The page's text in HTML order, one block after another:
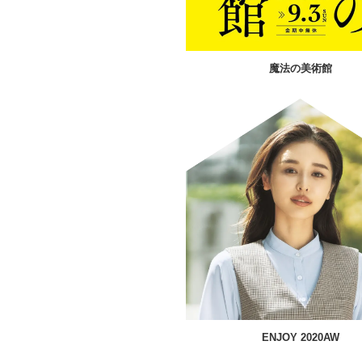
魔法の美術館
ENJOY 2020AW